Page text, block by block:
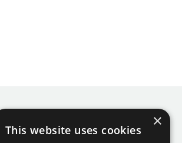
×
This website uses cookies